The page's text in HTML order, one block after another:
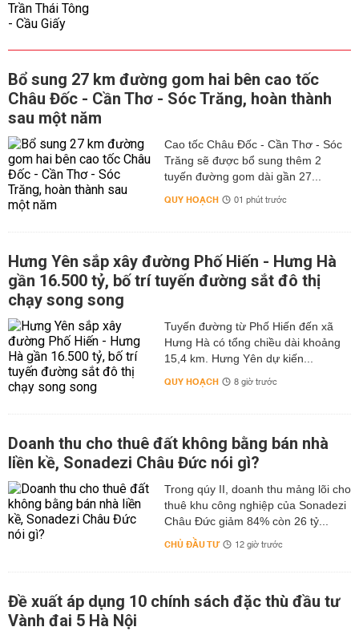
Bổ sung 27 km đường gom hai bên cao tốc
Châu Đốc - Cần Thơ - Sóc Trăng, hoàn thành
sau một năm
Cao tốc Châu Đốc - Cần Thơ - Sóc
Trăng sẽ được bổ sung thêm 2
tuyến đường gom dài gần 27...
QUY HOẠCH 01 phút trước
Hưng Yên sắp xây đường Phố Hiến - Hưng Hà
gần 16.500 tỷ, bố trí tuyến đường sắt đô thị
chạy song song
Tuyến đường từ Phố Hiến đến xã
Hưng Hà có tổng chiều dài khoảng
15,4 km. Hưng Yên dự kiến...
QUY HOẠCH 8 giờ trước
Doanh thu cho thuê đất không bằng bán nhà
liền kề, Sonadezi Châu Đức nói gì?
Trong qúy II, doanh thu mảng lõi cho
thuê khu công nghiệp của Sonadezi
Châu Đức giảm 84% còn 26 tỷ...
CHỦ ĐẦU TƯ 12 giờ trước
Đề xuất áp dụng 10 chính sách đặc thù đầu tư
Vành đai 5 Hà Nội